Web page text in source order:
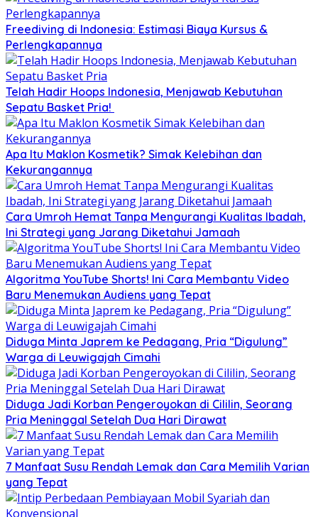
Freediving di Indonesia: Estimasi Biaya Kursus &
Perlengkapannya
Telah Hadir Hoops Indonesia, Menjawab Kebutuhan
Sepatu Basket Pria!
Apa Itu Maklon Kosmetik? Simak Kelebihan dan
Kekurangannya
Cara Umroh Hemat Tanpa Mengurangi Kualitas Ibadah,
Ini Strategi yang Jarang Diketahui Jamaah
Algoritma YouTube Shorts! Ini Cara Membantu Video
Baru Menemukan Audiens yang Tepat
Diduga Minta Japrem ke Pedagang, Pria “Digulung”
Warga di Leuwigajah Cimahi
Diduga Jadi Korban Pengeroyokan di Cililin, Seorang
Pria Meninggal Setelah Dua Hari Dirawat
7 Manfaat Susu Rendah Lemak dan Cara Memilih Varian
yang Tepat